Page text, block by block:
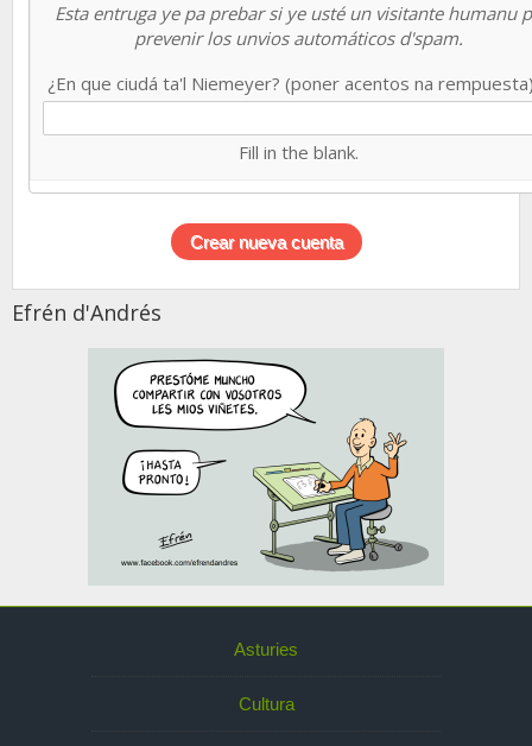
Esta entruga ye pa prebar si ye usté un visitante humanu
prevenir los unvios automáticos d'spam.
¿En que ciudá ta'l Niemeyer? (poner acentos na
Fill in the blank.
Efrén d'Andrés
Asturies
Cultura